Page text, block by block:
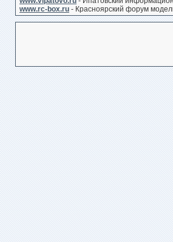
www.rc-box.ru - Красноярский форум